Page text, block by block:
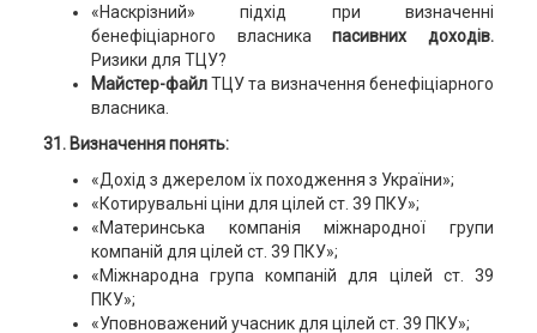
«Наскрізний» підхід при визначенні
бенефіціарного власникапасивних доходів.
Ризики для ТЦУ?
Майстер-файлТЦУ та визначення бенефіціарного
власника.
31. Визначення понять:
«Дохід з джерелом їх походження з України»;
«Котирувальні ціни для цілей ст. 39 ПКУ»;
«Материнська компанія міжнародної групи
компаній для цілей ст. 39 ПКУ»;
«Міжнародна група компаній для цілей ст. 39
ПКУ»;
«Уповноважений учасник для цілей ст. 39 ПКУ»;